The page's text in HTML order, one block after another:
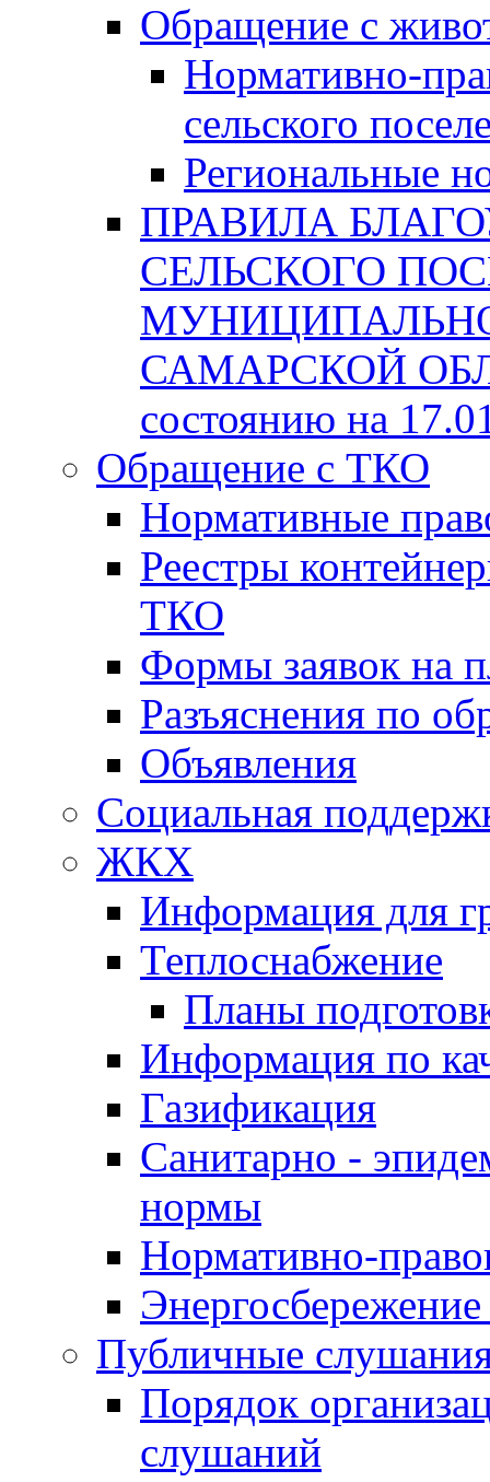
Обращение с
Нормативно-
сельского
Региональные
ПРАВИЛА
СЕЛЬСКОГО
САМАРСКОЙ
состоянию на
Обращение с ТКО
Нормативные
Реестры
ТКО
Формы заявок на
Разъяснения по
Объявления
Социальная
ЖКХ
Информация для
Теплоснабжение
Планы
Информация по
Газификация
Санитарно -
нормы
Нормативно-
Публичные
Порядок
слушаний